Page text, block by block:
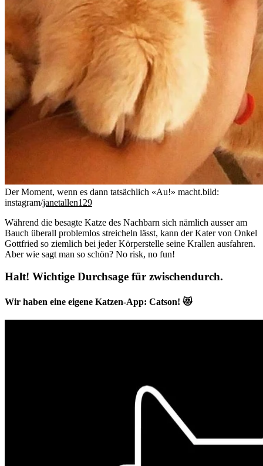
Der Moment, wenn es dann tatsächlich «Au!» macht.bild:
instagram/janetallen129
Während die besagte Katze des Nachbarn sich nämlich ausser am
Bauch überall problemlos streicheln lässt, kann der Kater von Onkel
Gottfried so ziemlich bei jeder Körperstelle seine Krallen ausfahren.
Aber wie sagt man so schön? No risk, no fun!
Halt! Wichtige Durchsage für zwischendurch.
Wir haben eine eigene Katzen-App: Catson! 😻